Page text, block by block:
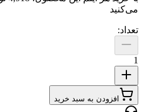
می‌کنید
تعداد:
1
افزودن به سبد خرید